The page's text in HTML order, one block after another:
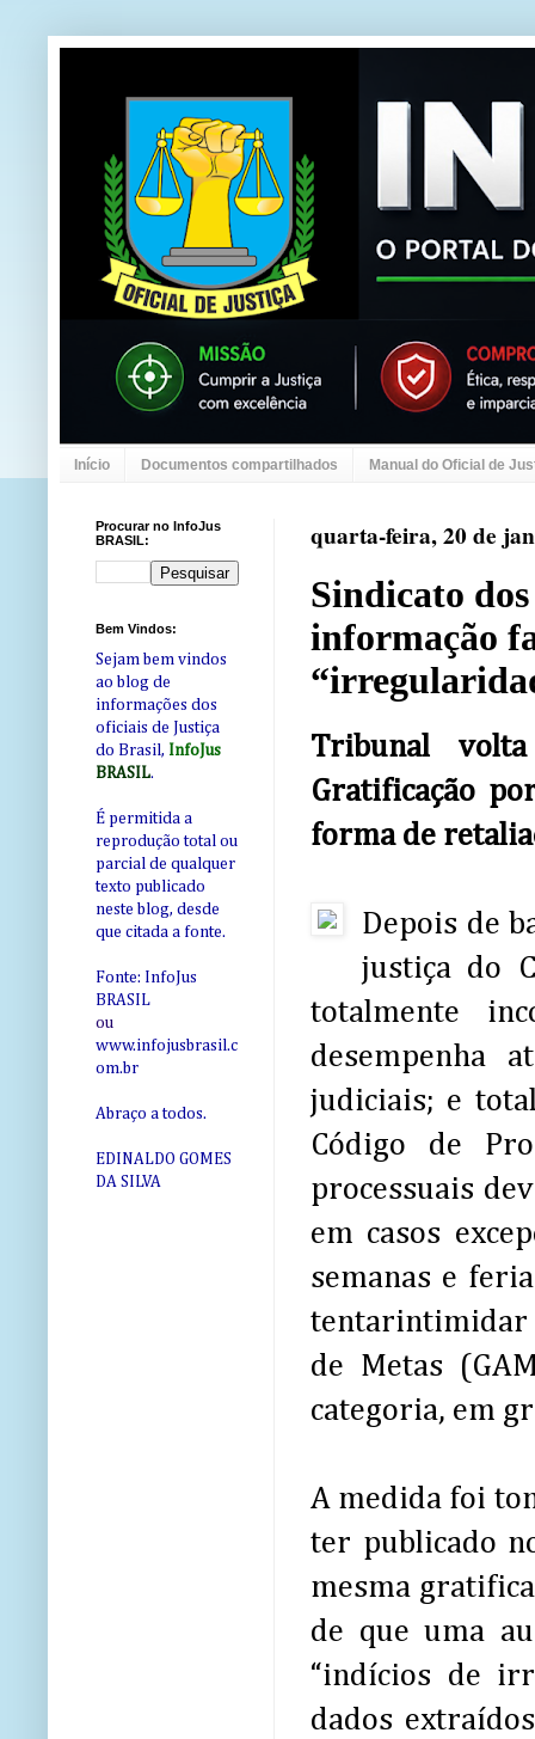
Início Documentos compartilhados Manual do Oficial de
quarta-feira, 20 de
Sindicato
informação
Tribunal
Gratificação
forma de
Depois de
justiça do
totalmente
desempenha
judiciais; e
Código de
processuais
em casos
semanas e
tentarintimidar
de Metas
categoria, em
A medida foi
ter publicado
mesma
de que uma
“indícios de
dados
Procurar no InfoJus
BRASIL:
Bem Vindos:
Sejam bem vindos
ao blog de
informações dos
oficiais de Justiça
do Brasil, InfoJus
BRASIL.
É permitida a
reprodução total ou
parcial de qualquer
texto publicado
neste blog, desde
que citada a fonte.
Fonte: InfoJus
BRASIL
ou
www.infojusbrasil.c
om.br
Abraço a todos.
EDINALDO GOMES
DA SILVA